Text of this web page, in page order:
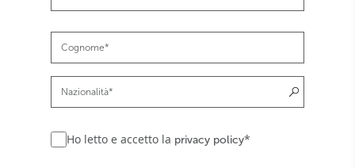
Ho letto e accetto la privacy policy*